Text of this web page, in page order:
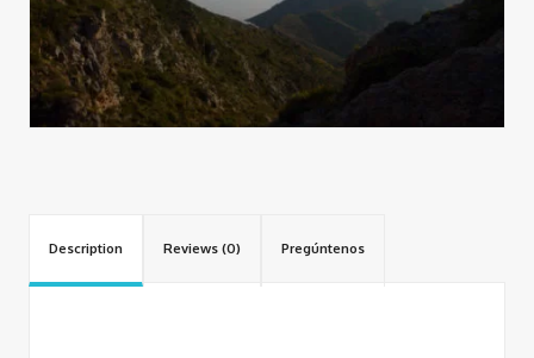
Description Reviews (0) Pregúntenos